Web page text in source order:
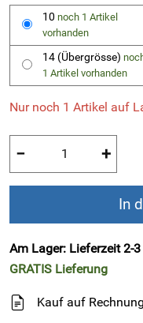
10 noch 1 Artikel
vorhanden
14 (Übergrösse)
1 Artikel vorhanden
Nur noch 1 Artikel auf
− +
In
Am Lager: Lieferzeit 2-
GRATIS Lieferung
Kauf auf